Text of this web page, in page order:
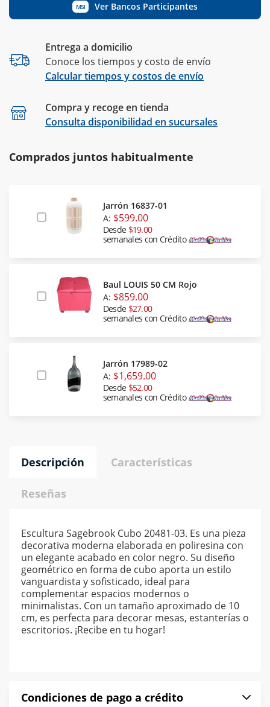
MSI Ver Bancos Participantes
Entrega a domicilio
Conoce los tiempos y costo de envío
Calcular tiempos y costos de envío
Compra y recoge en tienda
Consulta disponibilidad en sucursales
Comprados juntos habitualmente
Jarrón 16837-01
A: $599.00
Desde $19.00
semanales con Crédito
Baul LOUIS 50 CM Rojo
A: $859.00
Desde $27.00
semanales con Crédito
Jarrón 17989-02
A: $1,659.00
Desde $52.00
semanales con Crédito
Descripción Características
Reseñas
Escultura Sagebrook Cubo 20481-03. Es una pieza
decorativa moderna elaborada en poliresina con
un elegante acabado en color negro. Su diseño
geométrico en forma de cubo aporta un estilo
vanguardista y sofisticado, ideal para
complementar espacios modernos o
minimalistas. Con un tamaño aproximado de 10
cm, es perfecta para decorar mesas, estanterías o
escritorios. ¡Recibe en tu hogar!
Condiciones de pago a crédito